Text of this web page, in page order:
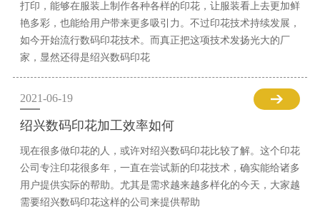
打印，能够在服装上制作各种各样的印花，让服装看上去更加鲜
艳多彩，也能给用户带来更多吸引力。不过印花技术持续发展，
如今开始流行数码印花技术。而真正把这项技术发扬光大的厂
家，显然还得是绍兴数码印花
2021-06-19
绍兴数码印花加工效率如何
现在很多做印花的人，或许对绍兴数码印花比较了解。这个印花
公司专注印花很多年，一直在尝试新的印花技术，确实能给诸多
用户提供实际的帮助。尤其是需求越来越多样化的今天，大家越
需要绍兴数码印花这样的公司来提供帮助